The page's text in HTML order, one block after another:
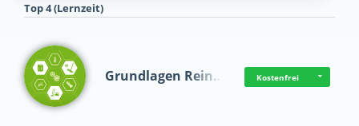
Top 4 (Lernzeit)
Grundlagen Rein… Kostenfrei